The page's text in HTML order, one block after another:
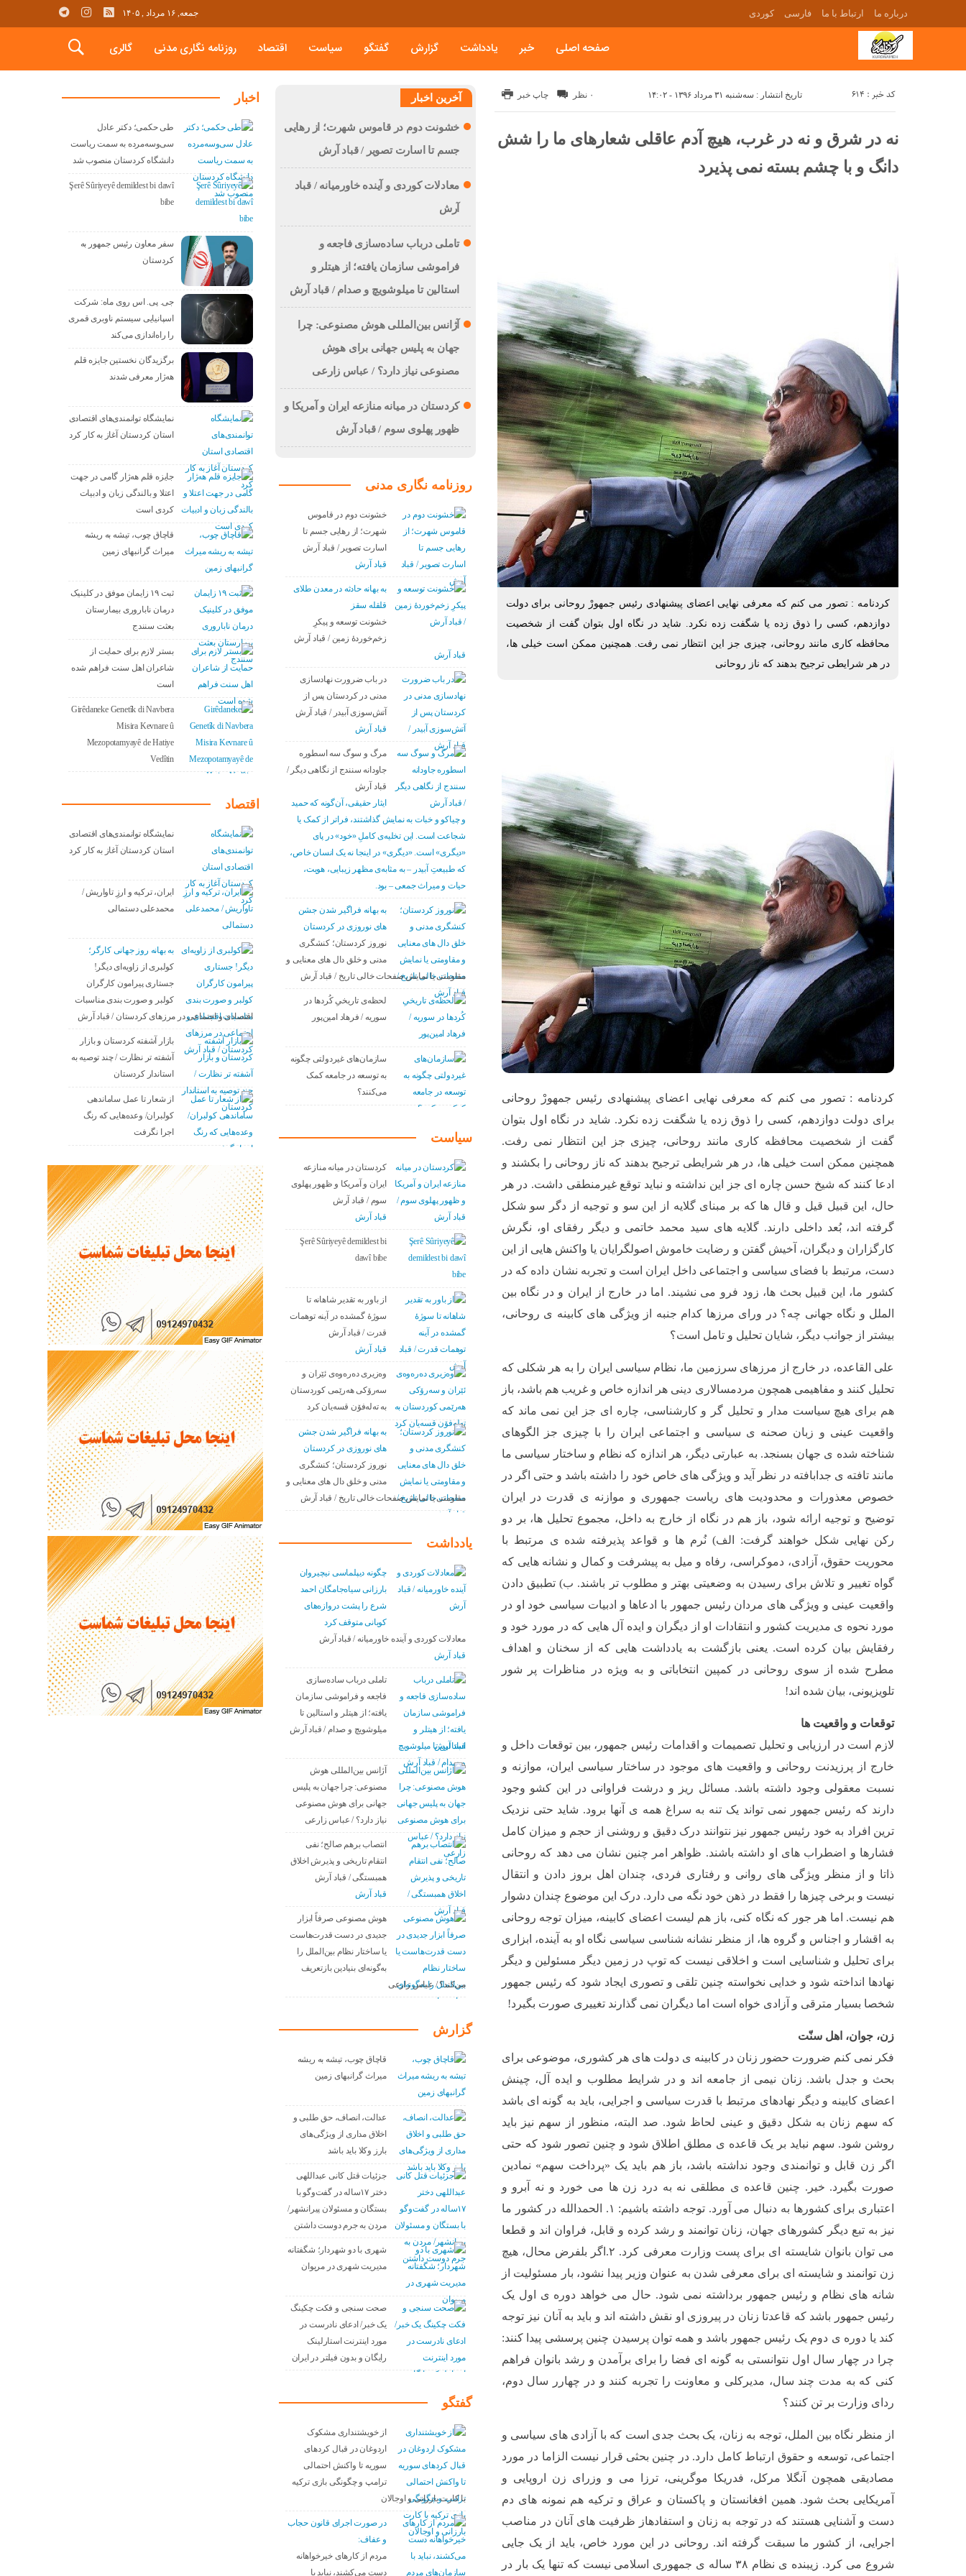
درباره ما ارتباط با ما فارسی کوردی جمعه, ۱۶ مرداد , ۱۴۰۵
صفحه اصلی خبر یادداشت گزارش گفتگو سیاست اقتصاد روزنامه نگاری مدنی گالری
تاریخ انتشار : سه‌شنبه ۳۱ مرداد ۱۳۹۶ - ۱۴:۰۲ کد خبر : 614 چاپ خبر ۰ نظر
نه در شرق و نه در غرب، هیچ آدم عاقلی شعارهای ما را شش
دانگ و با چشم بسته نمی پذیرد
کردنامه : تصور می کنم که معرفی نهایی اعضای پیشنهادی رئیس جمهورْ روحانی برای دولت
دوازدهم، کسی را ذوق زده یا شگفت زده نکرد. شاید در نگاه اول بتوان گفت از شخصیت
محافظه کاری مانند روحانی، چیزی جز این انتظار نمی رفت. همچنین ممکن است خیلی ها،
در هر شرایطی ترجیح بدهند که ناز روحانی
کردنامه : تصور می کنم که معرفی نهایی اعضای پیشنهادی رئیس جمهورْ روحانی
برای دولت دوازدهم، کسی را ذوق زده یا شگفت زده نکرد. شاید در نگاه اول بتوان
گفت از شخصیت محافظه کاری مانند روحانی، چیزی جز این انتظار نمی رفت.
همچنین ممکن است خیلی ها، در هر شرایطی ترجیح بدهند که ناز روحانی را بکشند و
ادعا کنند که شیخ حسن چاره ای جز این نداشته و نباید توقع غیرمنطقی داشت. در هر
حال، این قبیل قیل و قال ها که بر مبنای گلایه از این سو و توجیه از دگر سو شکل
گرفته اند، بُعد داخلی دارند. گلایه های سید محمد خاتمی و دیگر رفقای او، نگرش
کارگزاران و دیگران، آخیش گفتن و رضایت خاموش اصولگرایان یا واکنش هایی از این
دست، مرتبط با فضای سیاسی و اجتماعی داخل ایران است و تجربه نشان داده که در
کشور ما، این قبیل بحث ها، زود فرو می نشیند. اما در خارج از ایران و در نگاه بین
الملل و نگاه جهانی چه؟ در ورای مرزها کدام جنبه از ویژگی های کابینه ی روحانی،
بیشتر از جوانب دیگر، شایان تحلیل و تامل است؟
علی القاعده، در خارج از مرزهای سرزمین ما، نظام سیاسی ایران را به هر شکلی که
تحلیل کنند و مفاهیمی همچون مردمسالاری دینی هر اندازه خاص و غریب هم باشد، باز
هم برای هیچ سیاست مدار و تحلیل گر و کارشناسی، چاره ای جز این نمی ماند که
واقعیت عینی و زبان صحنه ی سیاسی و اجتماعی ایران را با چیزی جز الگوهای
شناخته شده ی جهان بسنجد. به عبارتی دیگر، هر اندازه که نظام و ساختار سیاسی ما
مانند تافته ی جدابافته در نظر آید و ویژگی های خاص خود را داشته باشد و حتی اگر در
خصوص معذورات و محدودیت های ریاست جمهوری و موازنه ی قدرت در ایران
توضیح و توجیه ارائه شود، باز هم در نگاه از خارج به داخل، مجموع تحلیل ها، بر دو
رکن نهایی شکل خواهند گرفت: الف) نُرم ها و قواعد پذیرفته شده ی مرتبط با
محوریت حقوق، آزادی، دموکراسی، رفاه و میل به پیشرفت و کمال و نشانه هایی که
گواه تغییر و تلاش برای رسیدن به وضعیتی بهتر و مطلوب تر باشند. ب) تطبیق دادن
واقعیت عینی و ویژگی های مردان رئیس جمهور با ادعاها و ادبیات سیاسی خود او در
مورد نحوه ی مدیریت کشور و انتقادات او از دیگران و ایده آل هایی که در مورد خود و
رفقایش بیان کرده است. یعنی بازگشت به یادداشت هایی که از سخنان و اهداف
مطرح شده از سوی روحانی در کمپین انتخاباتی و به ویژه در مناظرات پر شور
تلویزیونی، بیان شده اند!
توقعات و واقعیت ها
لازم است در ارزیابی و تحلیل تصمیمات و اقدامات رئیس جمهور، بین توقعات داخل و
خارج از پرزیدنت روحانی و واقعیت های موجود در ساختار سیاسی ایران، موازنه و
نسبت معقولی وجود داشته باشد. مسائل ریز و درشت فراوانی در این کشو وجود
دارند که رئیس جمهور نمی تواند یک تنه به سراغ همه ی آنها برود. شاید حتی نزدیک
ترین افراد به خود رئیس جمهور نیز نتوانند درک دقیق و روشنی از حجم و میزان کامل
فشارها و اضطراب های او داشته باشند. ظواهر امر چنین نشان می دهد که روحانی
ذاتا و از منظر ویژگی های روانی و رفتاری فردی، چندان اهل بروز دادن و انتقال
نیست و برخی چیزها را فقط در ذهن خود نگه می دارد. درک این موضوع چندان دشوار
هم نیست. اما هر جور که نگاه کنی، باز هم لیست اعضای کابینه، میزان توجه روحانی
به اقشار و اجناس و گروه ها، از منظر نشانه شناسی سیاسی نگاه او به آینده، ابزاری
برای تحلیل و شناسایی است و اخلاقی نیست که توپ در زمین دیگر مسئولین و دیگر
نهادها انداخته شود و خدایی نخواسته چنین تلقی و تصوری ایجاد شود که رئیس جمهور
شخصا بسیار مترقی و آزادی خواه است اما دیگران نمی گذارند تغییری صورت بگیرد!
زن، جوان، اهل سنّت
فکر نمی کنم ضرورت حضور زنان در کابینه ی دولت های هر کشوری، موضوعی برای
بحث و جدل باشد. زنان نیمی از جامعه اند و در شرایط مطلوب و ایده آل، چینش
اعضای کابینه و دیگر نهادهای مرتبط با قدرت سیاسی و اجرایی، باید به گونه ای باشد
که سهم زنان به شکل دقیق و عینی لحاظ شود. صد البته، منظور از سهم نیز باید
روشن شود. سهم نباید بر یک قاعده ی مطلق اطلاق شود و چنین تصور شود که حتی
اگر زن قابل و توانمندی وجود نداشته باشد، باز هم باید یک «پرداخت سهم» نمادین
صورت بگیرد. خیر. چنین قاعده ی مطلقی نه به درد زن ها می خورد و نه آبرو و
اعتباری برای کشورها به دنبال می آورد. توجه داشته باشیم: ۱. الحمدالله در کشور ما
نیز به تبع دیگر کشورهای جهان، زنان توانمند و رشد کرده و قابل، فراوان اند و قطعا
می توان بانوان شایسته ای برای پست وزارت معرفی کرد. ۲.اگر بلفرض محال، هیچ
زن توانمند و شایسته ای برای معرفی شدن به عنوان وزیر پیدا نشود، بار مسئولیت از
شانه های نظام و رئیس جمهور برداشته نمی شود. حال می خواهد دوره ی اول یک
رئیس جمهور باشد که قاعدتا زنان در پیروزی او نقش داشته اند و باید به آنان نیز توجه
کند یا دوره ی دوم یک رئیس جمهور باشد و همه توان پرسیدن چنین پرسشی پیدا کنند:
چرا در چهار سال اول نتوانستی به گونه ای فضا را برای برآمدن و رشد بانوان فراهم
کنی که به مدت چند سال، مدیرکلی و معاونت را تجربه کنند و در چهارر سال دوم،
ردای وزارت بر تن کنند؟
از منظر نگاه بین الملل، توجه به زنان، یک بحث جدی است که با آزادی های سیاسی و
اجتماعی، توسعه و حقوق ارتباط کامل دارد. در چنین بحثی قرار نیست الزاما در مورد
مصادیقی همچون آنگلا مرکل، فدریکا موگرینی، ترزا می و وزرای زن اروپایی و
آمریکایی بحث شود. همین افغانستان و پاکستان و عراق و ترکیه هم نمونه های دم
دست و آشنایی هستند که در توجه به زنان و استفادهاز ظرفیت های آنان در مناصب
اجرایی، از کشور ما سبقت گرفته اند. روحانی در این مورد خاص، باید از یک جایی
شروع می کرد. زیبنده ی نظام ۳۸ ساله ی جمهوری اسلامی نیست که تنها یک بار در
آخرین اخبار
خشونت دوم در قاموس شهرت؛ از رهایی
جسم تا اسارت تصویر / قباد آرش
معادلات کوردی و آینده خاورمیانه / قباد
آرش
تاملی درباب سادەسازی فاجعە و
فراموشی سازمان یافتە؛ از هیتلر و
استالین تا میلوشویچ و صدام / قباد آرش
آژانس بین‌المللی هوش مصنوعی: چرا
جهان به پلیس جهانی برای هوش
مصنوعی نیاز دارد؟ / عباس زارعی
کردستان در میانه منازعە ایران و آمریکا و
ظهور پهلوی سوم / قباد آرش
روزنامه نگاری مدنی
خشونت دوم در قاموس
شهرت؛ از رهایی جسم تا
اسارت تصویر / قباد آرش
قباد آرش
بە بهانه حادثە در معدن طلای
قلقله سقز
خشونت توسعه و پیکرِ
زخم‌خوردهٔ زمین / قباد آرش
قباد آرش
در باب ضرورت نهادسازی
مدنی در کردستان پس از
آتش‌سوزی آبیدر / قباد آرش
قباد آرش
مرگ و سوگ سه اسطوره
جاودانه سنندج از نگاهی دیگر /
قباد آرش
ایثار حقیقی، آن‌گونه که حمید
و چیاکو و خبات به نمایش گذاشتند، فراتر از کمک یا
شجاعت است. این تخلیه‌ی کاملِ «خود» در پای
«دیگری» است. «دیگری» در اینجا نه یک انسان خاص،
که طبیعتِ آبیدر – به مثابه‌ی مظهر زیبایی، هویت،
حیات و میراث جمعی – بود.
به بهانه فراگیر شدن جشن
های نوروزی در کردستان
نوروز کردستان؛ کنشگری
مدنی و خلق دال های معنایی و
مقاومتی یا نمایش صفحات خالی تاریخ / قباد آرش
لحظه‌ی تاریخیِ کُردها در
سوریه / فرهاد امین‌پور
سازمان‌های غیردولتی چگونه
به توسعه در جامعه کمک
می‌کنند؟
سیاست
کردستان در میانه منازعە
ایران و آمریکا و ظهور پهلوی
سوم / قباد آرش
قباد آرش
Şerê Sûriyeyê demildest bi
dawî bibe
از باور بە تقدیر شاهانه تا
سوژهٔ گمشده در آینه توهمات
قدرت / قباد آرش
قباد آرش
وەزیری دەرەوەی ئێران و
سەرۆکی هەرێمی کوردستان
بە تەلەفۆن قسەیان کرد
به بهانه فراگیر شدن جشن
های نوروزی در کردستان
نوروز کردستان؛ کنشگری
مدنی و خلق دال های معنایی و
مقاومتی یا نمایش صفحات خالی تاریخ / قباد آرش
یادداشت
چگونه دیپلماسی نیچیروان
بارزانی سیاەجامگان احمد
شرع را پشت دروازەهای
کوبانی متوقف کرد
معادلات کوردی و آینده خاورمیانه / قباد آرش
قباد آرش
تاملی درباب سادەسازی
فاجعە و فراموشی سازمان
یافتە؛ از هیتلر و استالین تا
میلوشویچ و صدام / قباد آرش
قباد آرش
آژانس بین‌المللی هوش
مصنوعی: چرا جهان به پلیس
جهانی برای هوش مصنوعی
نیاز دارد؟ / عباس زارعی
انتصاب برهم صالح؛ نفی
انتقام تاریخی و پذیرش اخلاق
همبستگی / قباد آرش
قباد آرش
هوش مصنوعی صرفاً ابزار
جدیدی در دست قدرت‌هاست
یا ساختار نظام بین‌الملل را
به‌گونه‌ای بنیادین بازتعریف
می‌کند؟ / عباس زارعی
گزارش
قاچاق چوب، تیشه به ریشه
میراث گرانبهای زمین
عدالت، انصاف، حق طلبی و
اخلاق مداری از ویژگی‌های
بارز وکلا باید باشد
جزئیات قتل کانی عبداللهی
دختر ۱۷ساله در گفت‌وگو با
بستگان و مسئولان پیرانشهر/
مردن به جرم دوست داشتن
شهری با دو شهردار؛ شگفتانه
مدیریت شهری در مریوان
صحت سنجی و فکت چکینگ
یک خبر/ ادعای نادرست در
مورد اینترنت استارلینک
رایگان و بدون فیلتر در ایران
گفتگو
از خویشتنداری مشکوک
اردوغان در قبال کردهای
سوریه تا واکنش احتمالی
ترامپ و چگونگی بازی ترکیه
با کارت بارزانی و اوجالان
در صورت اجرای قانون حجاب
و عفاف:
مردم از کارهای خیرخواهانه
دست می‌کشند، نباید با
اخبار
طی حکمی؛ دکتر عادل
سی‌وسه‌مرده به سمت ریاست
دانشگاه کردستان منصوب شد
Şerê Sûriyeyê demildest bi dawî
bibe
سفر معاون رئیس جمهور به
کردستان
جی. پی. اس روی ماه: شرکت
اسپانیایی سیستم ناوبری قمری
را راه‌اندازی می‌کند
برگزیدگان نخستین جایزه قلم
هه‌ژار معرفی شدند
نمایشگاه توانمندی‌های اقتصادی
استان کردستان آغاز به کار کرد
جایزه قلم هه‌ژار گامی در جهت
اعتلا و بالندگی زبان و ادبیات
کردی است
قاچاق چوب، تیشه به ریشه
میراث گرانبهای زمین
ثبت ۱۹ زایمان موفق در کلینیک
درمان ناباروری بیمارستان
بعثت سنندج
بستر لازم برای حمایت از
شاعران اهل سنت فراهم شده
است
Girêdaneke Genetîk di Navbera
Misira Kevnare û
Mezopotamyayê de Hatiye
Vedîtin
اقتصاد
نمایشگاه توانمندی‌های اقتصادی
استان کردستان آغاز به کار کرد
ایران، ترکیه و ارزِ تاواریش /
محمدعلی دستمالی
به بهانه روز جهانی کارگر؛
کولبری از زاویه‌ای دیگر!
جستاری پیرامون کارگران
کولبر و صورت بندی مناسبات
اقتصادی و اجتماعی در مرزهای کردستان / قباد آرش
بازار آشفته کردستان و بازار
آشفته­ تر نظارت / چند توصیه به
استاندار کردستان
از شعار تا عمل ساماندهی
کولبران/ وعده‌هایی که رنگ
اجرا نگرفت